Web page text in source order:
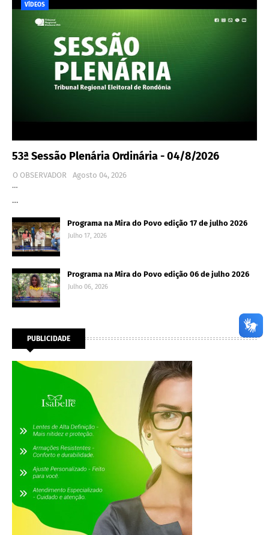
VÍDEOS
53ª Sessão Plenária Ordinária - 04/8/2026
O OBSERVADOR
Agosto 04, 2026
…
…
Programa na Mira do Povo edição 17 de julho 2026
Julho 17, 2026
Programa na Mira do Povo edição 06 de julho 2026
Julho 06, 2026
PUBLICIDADE